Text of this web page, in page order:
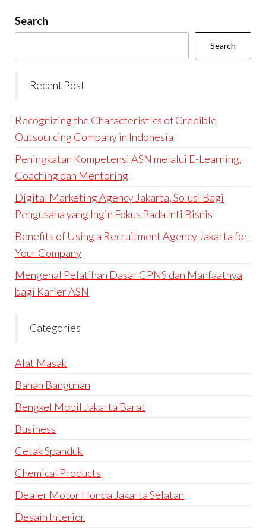
Search
Search
Recent Post
Recognizing the Characteristics of Credible
Outsourcing Company in Indonesia
Peningkatan Kompetensi ASN melalui E-Learning,
Coaching dan Mentoring
Digital Marketing Agency Jakarta, Solusi Bagi
Pengusaha yang Ingin Fokus Pada Inti Bisnis
Benefits of Using a Recruitment Agency Jakarta for
Your Company
Mengenal Pelatihan Dasar CPNS dan Manfaatnya
bagi Karier ASN
Categories
Alat Masak
Bahan Bangunan
Bengkel Mobil Jakarta Barat
Business
Cetak Spanduk
Chemical Products
Dealer Motor Honda Jakarta Selatan
Desain Interior